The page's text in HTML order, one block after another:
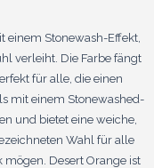
einem Stonewash-Effekt,
verleiht. Die Farbe fängt
für alle, die einen
mit einem Stonewashed-
und bietet eine weiche,
Wahl für alle
Desert Orange ist